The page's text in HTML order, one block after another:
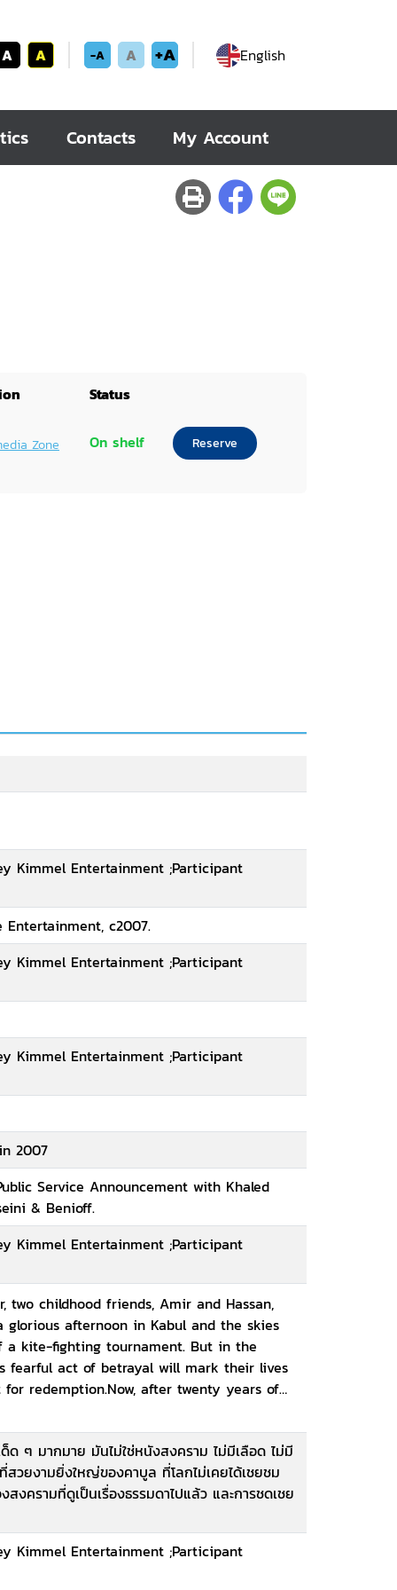
A A -A A +A English
Contacts My Account
Status
Zone On shelf Reserve
Kimmel Entertainment ;Participant
Entertainment, c2007.
Kimmel Entertainment ;Participant
Kimmel Entertainment ;Participant
2007
Service Announcement with Khaled
& Benioff.
Kimmel Entertainment ;Participant
childhood friends, Amir and Hassan,
afternoon in Kabul and the skies
kite-fighting tournament. But in the
fearful act of betrayal will mark their lives
redemption.Now, after twenty years of
ๆ มากมาย มันไม่ใช่หนังสงคราม ไม่มีเลือด ไม่มี
วยงามยิ่งใหญ่ของคาบูล ที่โลกไม่เคยได้เชยชม
งครามที่ดูเป็นเรื่องธรรมดาไปแล้ว และการชดเชย
Kimmel Entertainment ;Participant